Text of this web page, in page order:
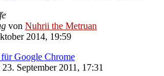
von Nuhrii the Metruan
2014, 19:59
Google Chrome
September 2011, 17:31